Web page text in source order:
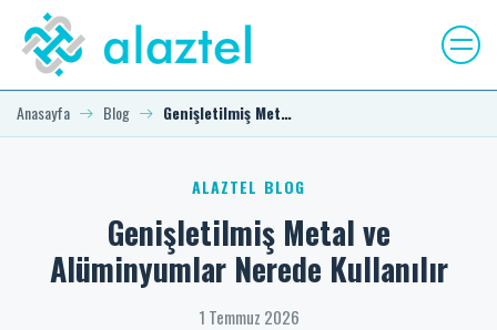
Anasayfa Blog Genişletilmiş Metal ve Alüminyumlar Nerede Kullanılır
ALAZTEL BLOG
Genişletilmiş Metal ve
Alüminyumlar Nerede Kullanılır
1 Temmuz 2026